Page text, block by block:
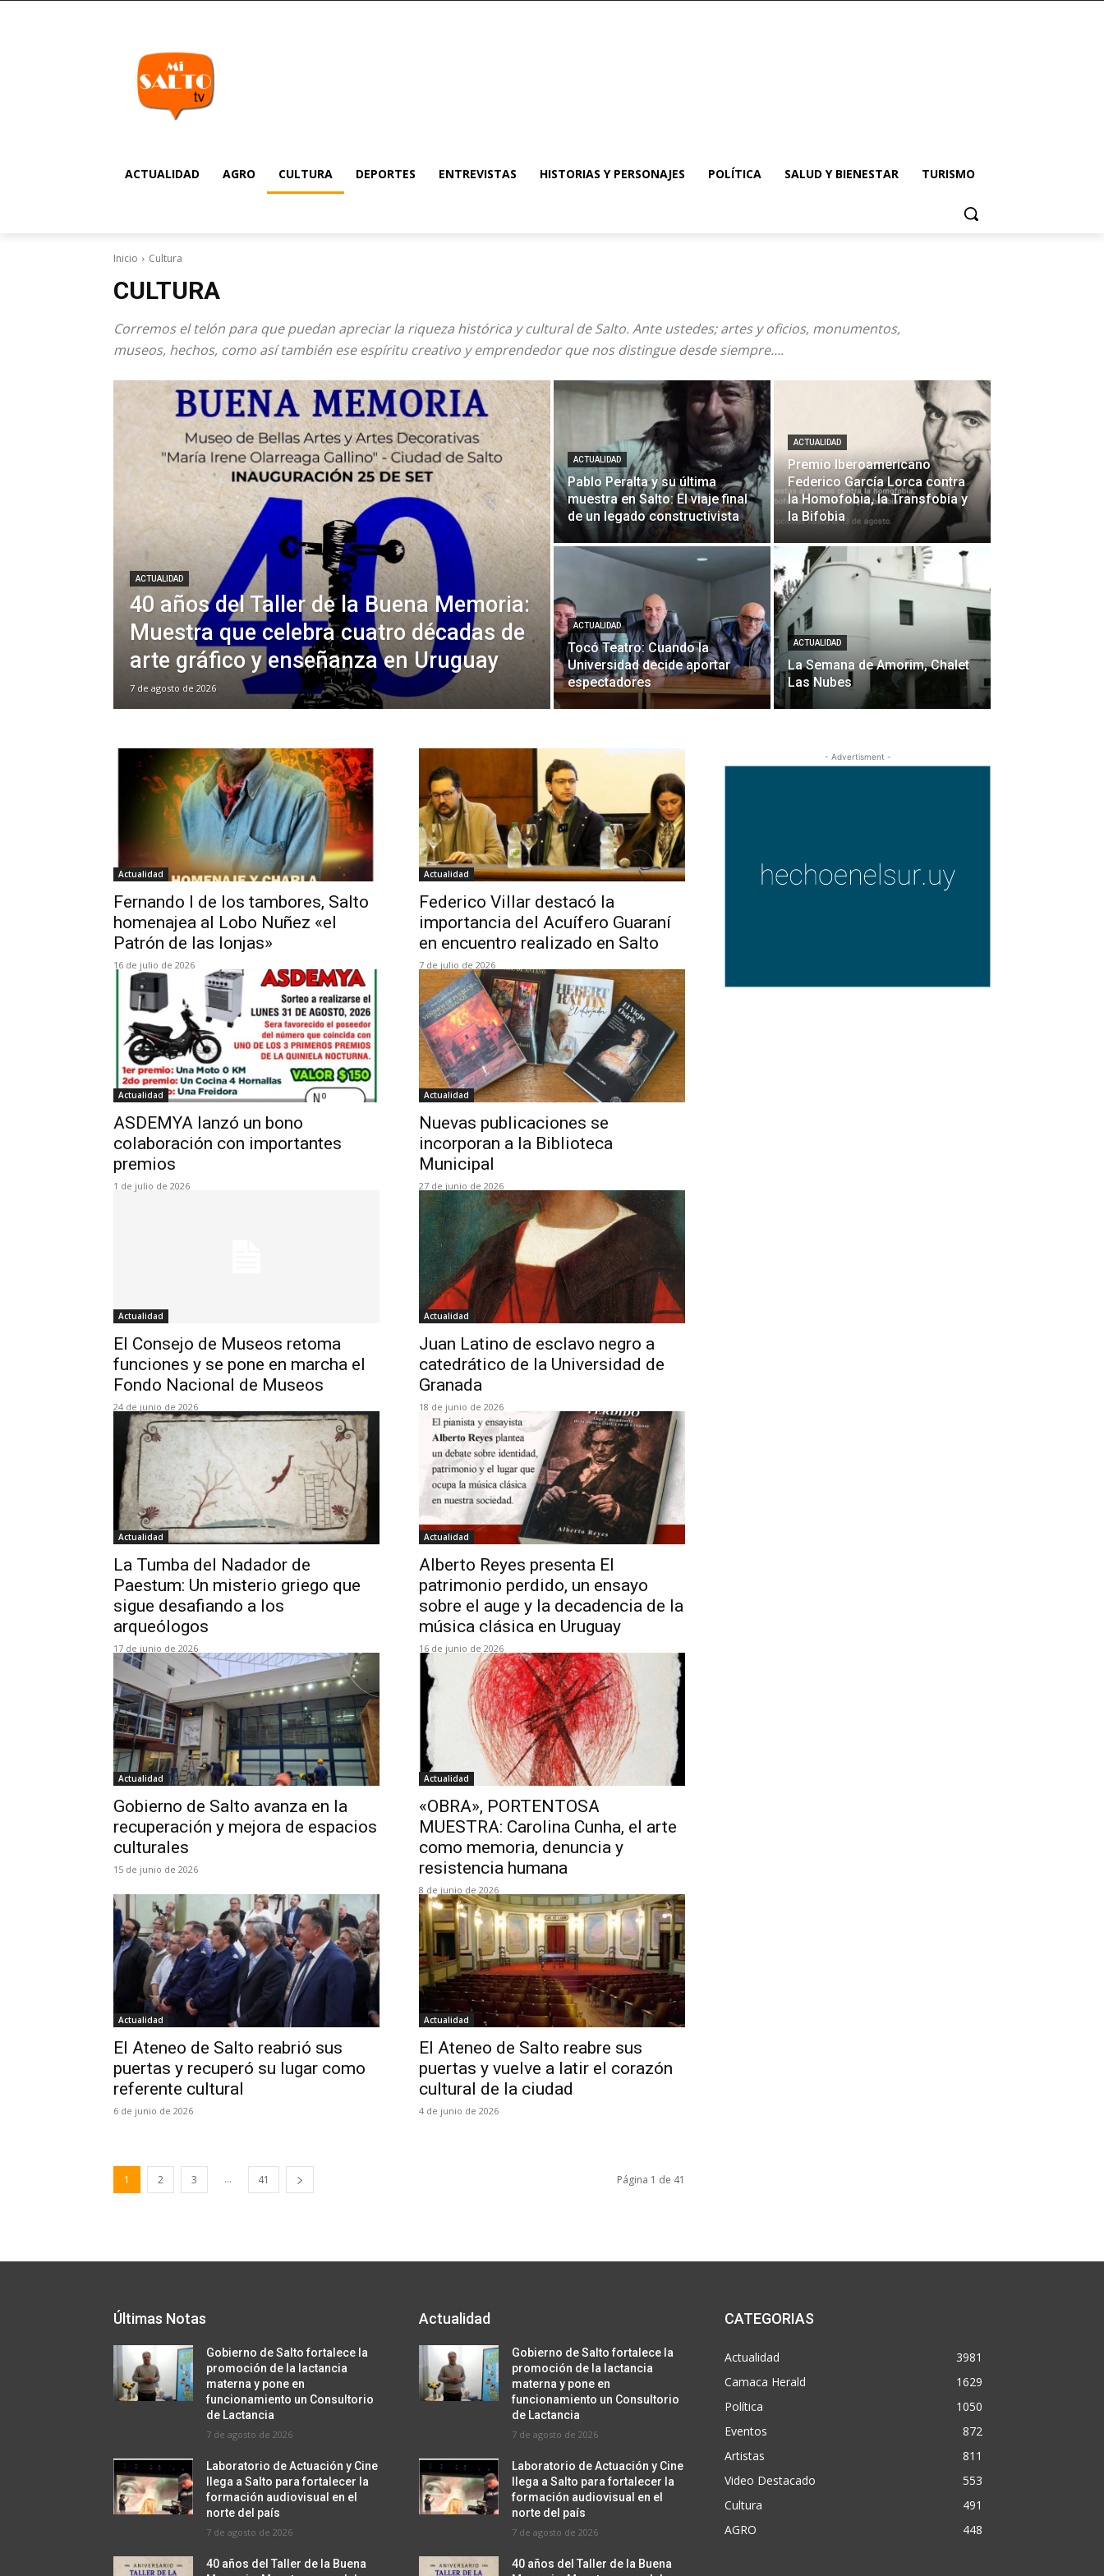
ACTUALIDAD AGRO CULTURA DEPORTES ENTREVISTAS HISTORIAS Y PERSONAJES POLÍTICA SALUD Y BIENESTAR TURISMO
Inicio Cultura
CULTURA
Corremos el telón para que puedan apreciar la riqueza histórica y cultural de Salto. Ante ustedes; artes y oficios, monumentos,
museos, hechos, como así también ese espíritu creativo y emprendedor que nos distingue desde siempre….
ACTUALIDAD
40 años del Taller de la Buena Memoria:
Muestra que celebra cuatro décadas de
arte gráfico y enseñanza en Uruguay
7 de agosto de 2026
ACTUALIDAD
Pablo Peralta y su última
muestra en Salto: El viaje final
de un legado constructivista
ACTUALIDAD
Premio Iberoamericano
Federico García Lorca contra
la Homofobia, la Transfobia y
la Bifobia
ACTUALIDAD
Tocó Teatro: Cuando la
Universidad decide aportar
espectadores
ACTUALIDAD
La Semana de Amorim, Chalet
Las Nubes
Actualidad
Fernando I de los tambores, Salto
homenajea al Lobo Nuñez «el
Patrón de las lonjas»
16 de julio de 2026
Actualidad
Federico Villar destacó la
importancia del Acuífero Guaraní
en encuentro realizado en Salto
7 de julio de 2026
Actualidad
ASDEMYA lanzó un bono
colaboración con importantes
premios
1 de julio de 2026
Actualidad
Nuevas publicaciones se
incorporan a la Biblioteca
Municipal
27 de junio de 2026
Actualidad
El Consejo de Museos retoma
funciones y se pone en marcha el
Fondo Nacional de Museos
24 de junio de 2026
Actualidad
Juan Latino de esclavo negro a
catedrático de la Universidad de
Granada
18 de junio de 2026
Actualidad
La Tumba del Nadador de
Paestum: Un misterio griego que
sigue desafiando a los
arqueólogos
17 de junio de 2026
Actualidad
Alberto Reyes presenta El
patrimonio perdido, un ensayo
sobre el auge y la decadencia de la
música clásica en Uruguay
16 de junio de 2026
Actualidad
Gobierno de Salto avanza en la
recuperación y mejora de espacios
culturales
15 de junio de 2026
Actualidad
«OBRA», PORTENTOSA
MUESTRA: Carolina Cunha, el arte
como memoria, denuncia y
resistencia humana
8 de junio de 2026
Actualidad
El Ateneo de Salto reabrió sus
puertas y recuperó su lugar como
referente cultural
6 de junio de 2026
Actualidad
El Ateneo de Salto reabre sus
puertas y vuelve a latir el corazón
cultural de la ciudad
4 de junio de 2026
1 2 3 ... 41 Página 1 de 41
- Advertisment -
Últimas Notas
Gobierno de Salto fortalece la
promoción de la lactancia
materna y pone en
funcionamiento un Consultorio
de Lactancia
7 de agosto de 2026
Laboratorio de Actuación y Cine
llega a Salto para fortalecer la
formación audiovisual en el
norte del país
7 de agosto de 2026
40 años del Taller de la Buena
Actualidad
Gobierno de Salto fortalece la
promoción de la lactancia
materna y pone en
funcionamiento un Consultorio
de Lactancia
7 de agosto de 2026
Laboratorio de Actuación y Cine
llega a Salto para fortalecer la
formación audiovisual en el
norte del país
7 de agosto de 2026
40 años del Taller de la Buena
CATEGORIAS
Actualidad
3981
Camaca Herald
1629
Política
1050
Eventos
872
Artistas
811
Video Destacado
553
Cultura
491
AGRO
448